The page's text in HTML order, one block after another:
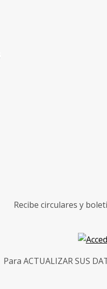
Recibe circulares y
Para ACTUALIZAR SUS